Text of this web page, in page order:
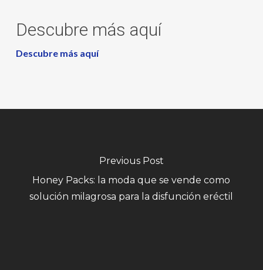
Descubre más aquí
Descubre más aquí
Previous Post
Honey Packs: la moda que se vende como
solución milagrosa para la disfunción eréctil